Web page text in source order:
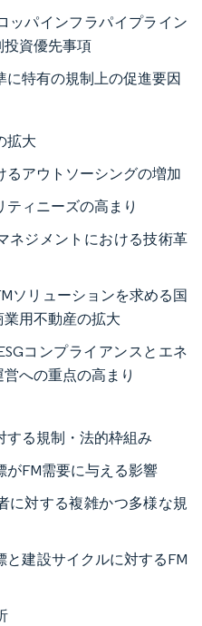
ッパインフラパイプライン
投資優先事項
に特有の規制上の促進要因
拡大
るアウトソーシングの増加
ティニーズの高まり
ネジメントにおける技術革
ソリューションを求める国
用不動産の拡大
コンプライアンスとエネ
への重点の高まり
する規制・法的枠組み
がFM需要に与える影響
に対する複雑かつ多様な規
と建設サイクルに対するFM